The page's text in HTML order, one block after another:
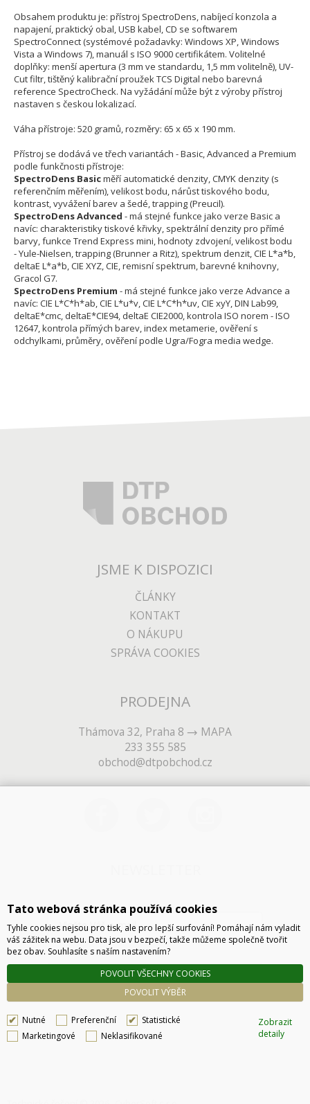
Obsahem produktu je: přístroj SpectroDens, nabíjecí konzola a
napajení, praktický obal, USB kabel, CD se softwarem
SpectroConnect (systémové požadavky: Windows XP, Windows
Vista a Windows 7), manuál s ISO 9000 certifikátem. Volitelné
doplňky: menší apertura (3 mm ve standardu, 1,5 mm volitelně), UV-
Cut filtr, tištěný kalibrační proužek TCS Digital nebo barevná
reference SpectroCheck. Na vyžádání může být z výroby přístroj
nastaven s českou lokalizací.
Váha přístroje: 520 gramů, rozměry: 65 x 65 x 190 mm.
Přístroj se dodává ve třech variantách - Basic, Advanced a Premium
podle funkčnosti přístroje:
SpectroDens Basicměří automatické denzity, CMYK denzity (s
referenčním měřením), velikost bodu, nárůst tiskového bodu,
kontrast, vyvážení barev a šedé, trapping (Preucil).
SpectroDens Advanced - má stejné funkce jako verze Basic a
navíc: charakteristiky tiskové křivky, spektrální denzity pro přímé
barvy, funkce Trend Express mini, hodnoty zdvojení, velikost bodu
- Yule-Nielsen, trapping (Brunner a Ritz), spektrum denzit, CIE L*a*b,
deltaE L*a*b, CIE XYZ, CIE, remisní spektrum, barevné knihovny,
Gracol G7.
SpectroDens Premium - má stejné funkce jako verze Advance a
navíc: CIE L*C*h*ab, CIE L*u*v, CIE L*C*h*uv, CIE xyY, DIN Lab99,
deltaE*cmc, deltaE*CIE94, deltaE CIE2000, kontrola ISO norem - ISO
12647, kontrola přímých barev, index metamerie, ověření s
odchylkami, průměry, ověření podle Ugra/Fogra media wedge.
JSME K DISPOZICI
ČLÁNKY
KONTAKT
O NÁKUPU
SPRÁVA COOKIES
PRODEJNA
Thámova 32, Praha 8
MAPA
233 355 585
obchod@dtpobchod.cz
ODESLAT
Tato webová stránka používá cookies
Tyhle cookies nejsou pro tisk, ale pro lepší surfování! Pomáhají nám vyladit
váš zážitek na webu. Data jsou v bezpečí, takže můžeme společně tvořit
bez obav. Souhlasíte s naším nastavením?
POVOLIT VÝBĚR
POVOLIT VŠECHNY COOKIES
Nutné Preferenční
Statistické
Marketingové
Neklasifikované
Zobrazit
detaily